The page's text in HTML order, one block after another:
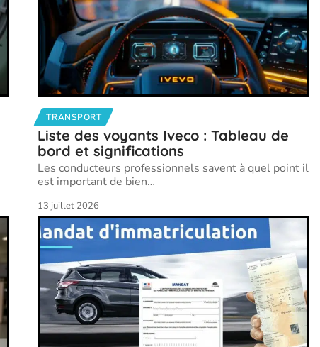
TRANSPORT
Liste des voyants Iveco : Tableau de
bord et significations
Les conducteurs professionnels savent à quel point il
est important de bien…
13 juillet 2026